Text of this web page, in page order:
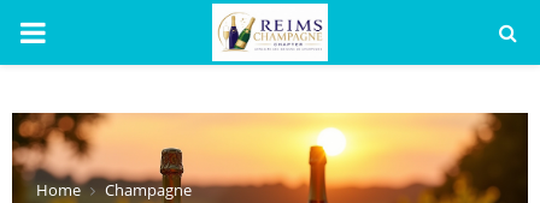
PRIMARY
Home
Champagne